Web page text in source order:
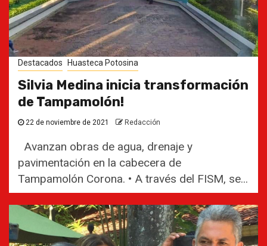
Destacados Huasteca Potosina
Silvia Medina inicia transformación
de Tampamolón!
22 de noviembre de 2021 Redacción
Avanzan obras de agua, drenaje y
pavimentación en la cabecera de
Tampamolón Corona. • A través del FISM, se...